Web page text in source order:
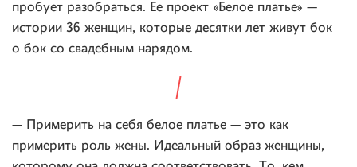
пробует разобраться. Ее проект «Белое платье» —
истории 36 женщин, которые десятки лет живут бок
о бок со свадебным нарядом.
— Примерить на себя белое платье — это как
примерить роль жены. Идеальный образ женщины,